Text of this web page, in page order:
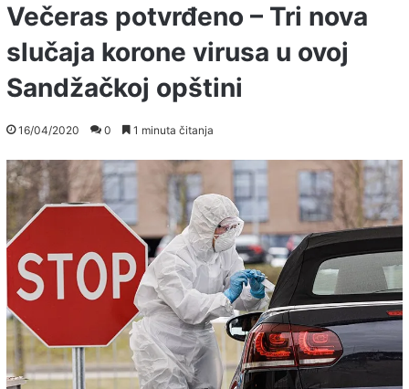
Večeras potvrđeno – Tri nova
slučaja korone virusa u ovoj
Sandžačkoj opštini
16/04/2020 0 1 minuta čitanja